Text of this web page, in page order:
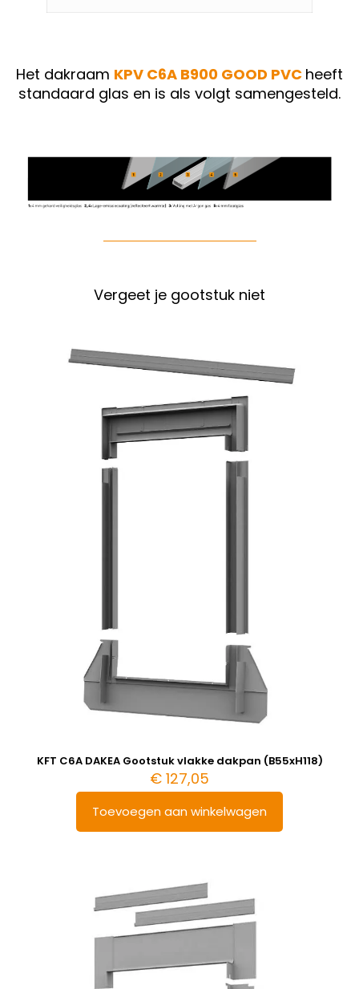
Het dakraam KPV C6A B900 GOOD PVC heeft
standaard glas en is als volgt samengesteld.
Vergeet je gootstuk niet
KFT C6A DAKEA Gootstuk vlakke dakpan (B55xH118)
€ 127,05
Toevoegen aan winkelwagen